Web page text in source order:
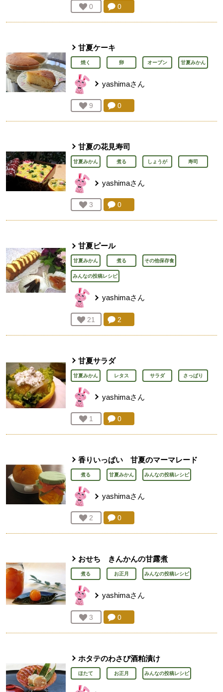
お気に入り登録：
0 人が登録コメント：
0
甘夏ケーキ
焼く 卵 オーブン 甘夏みかん
yashimaさん
お気に入り登録：
9 人が登録コメント：
0
甘夏の花見寿司
甘夏みかん 煮る しょうが 寿司
yashimaさん
お気に入り登録：
3 人が登録コメント：
0
甘夏ピール
甘夏みかん 煮る その他保存食
みんなの投稿レシピ
yashimaさん
お気に入り登録：
21 人が登録コメント：
2
甘夏サラダ
甘夏みかん レタス サラダ さっぱり
yashimaさん
お気に入り登録：
1 人が登録コメント：
0
香りいっぱい 甘夏のマーマレード
煮る 甘夏みかん みんなの投稿レシピ
yashimaさん
お気に入り登録：
2 人が登録コメント：
0
おせち きんかんの甘露煮
煮る お正月 みんなの投稿レシピ
yashimaさん
お気に入り登録：
3 人が登録コメント：
0
ホタテのわさび酒粕漬け
ほたて お正月 みんなの投稿レシピ